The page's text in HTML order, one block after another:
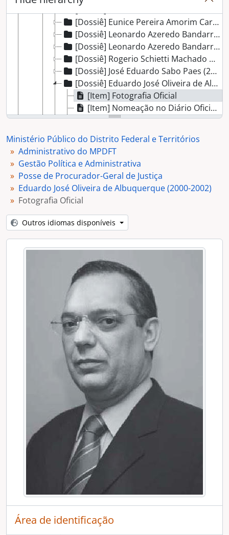
[Dossiê] Eunice Pereira Amorim Carvalhido (2010-2012)
[Dossiê] Leonardo Azeredo Bandarra (2008-2010)
[Dossiê] Leonardo Azeredo Bandarra (2006-2008)
[Dossiê] Rogerio Schietti Machado Cruz (2004-2006)
[Dossiê] José Eduardo Sabo Paes (2002-2004)
[Dossiê] Eduardo José Oliveira de Albuquerque (2000-2002)
[Item] Fotografia Oficial
[Item] Nomeação no Diário Oficial da União
[Item] Foto Mesa de Honra
[Item] Foto Auditório
[Item] Foto Assinatura do Temo de Posse
[Item] Termo de Posse
[Item] Foto Discurso de Posse
[Item] Foto Eduardo José Albuquerque com Autoridades
[Dossiê] Humberto Adjuto Ulhôa (1998-2000)
[Dossiê] Humberto Adjuto Ulhôa (1996-1998)
[Dossiê] Marluce Aparecida Barbosa Lima (1994-1996)
[Dossiê] Geraldo Nunes (1987-1992)
[Dossiê] João Carneiro de Ulhôa (1985-1987)
[Dossiê] José Dilermando Meireles (1982-1985)
[Dossiê] Dimas Ribeiro da Fonseca (1980-1982)
[Dossiê] Hélio Pinheiro da Silva (1975-1979)
[Dossiê] José Júlio Guimarães Lima (1964-1975)
[Dossiê] Áttila Sayol de Sá Peixoto (1963-1964)
[Dossiê] Leopoldo César de Miranda Lima Filho (1961-1963)
[Dossiê] Walter Ceneviva (1961)
[Dossiê] Dario Délio Cardoso (1960-1961)
[Série] Relatório de Gestão
[Série] Planejamento Estratégico
[Seção] Finalístico do MPDFT
Ministério Público do Distrito Federal e Territórios
Administrativo do MPDFT
Gestão Política e Administrativa
Posse de Procurador-Geral de Justiça
Eduardo José Oliveira de Albuquerque (2000-2002)
Fotografia Oficial
Outros idiomas disponíveis
Área de identificação